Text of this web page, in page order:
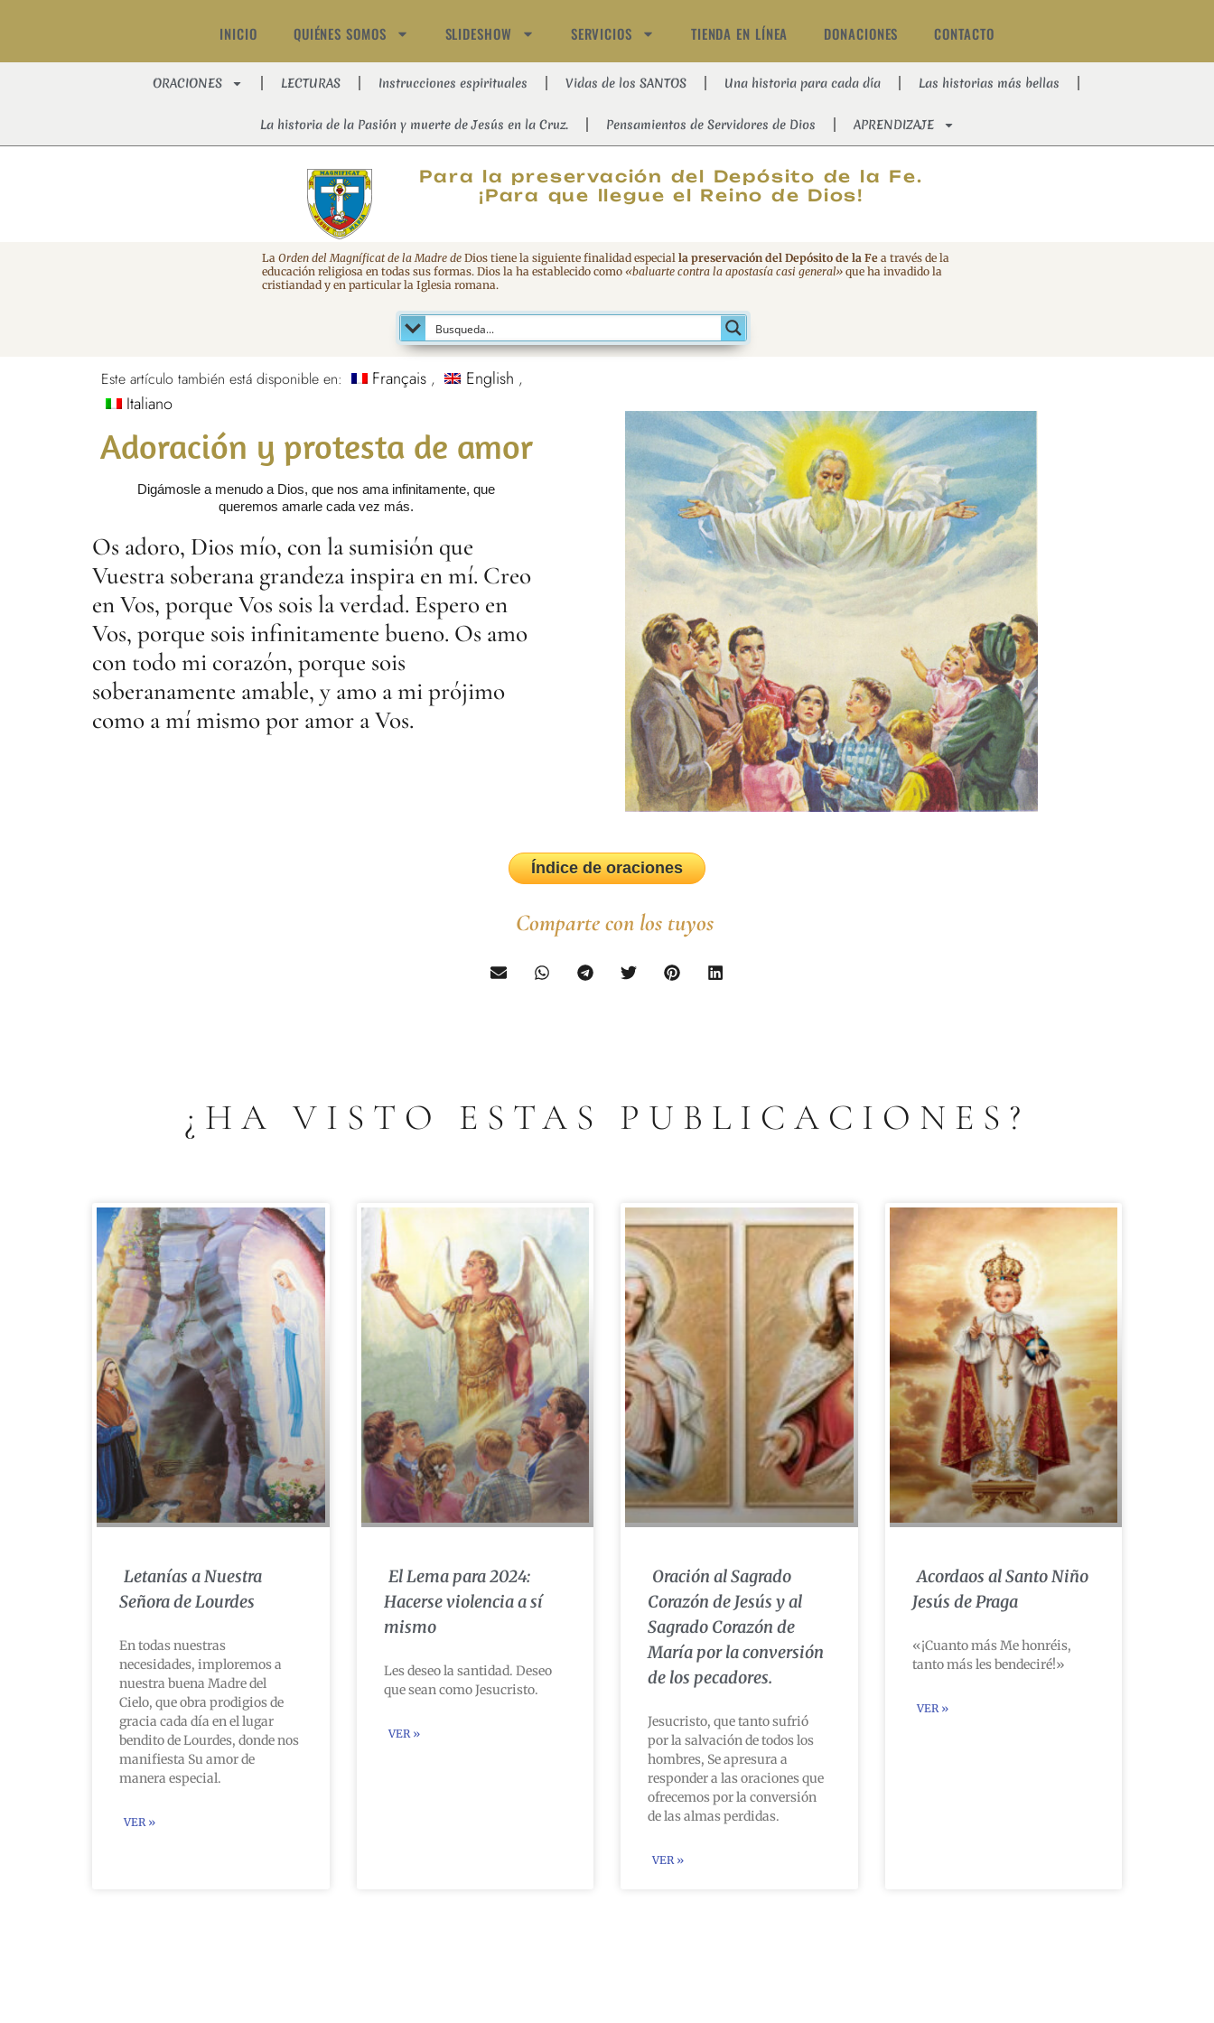
INICIO QUIÉNES SOMOS SLIDESHOW SERVICIOS TIENDA EN LÍNEA DONACIONES CONTACTO
ORACIONES LECTURAS Instrucciones espirituales Vidas de los SANTOS Una historia para cada día Las historias más bellas
La historia de la Pasión y muerte de Jesús en la Cruz. Pensamientos de Servidores de Dios APRENDIZAJE
Para la preservación del Depósito de la Fe.
¡Para que llegue el Reino de Dios!
MAGNIFICAT
La Orden del Magníficat de la Madre de Dios tiene la siguiente finalidad especial la preservación del Depósito de la Fe a través de la
educación religiosa en todas sus formas. Dios la ha establecido como «baluarte contra la apostasía casi general» que ha invadido la
cristiandad y en particular la Iglesia romana.
Este artículo también está disponible en: Français
English
Italiano
Adoración y protesta de amor
Digámosle a menudo a Dios, que nos ama infinitamente, que
queremos amarle cada vez más.
Os adoro, Dios mío, con la sumisión que
Vuestra soberana grandeza inspira en mí. Creo
en Vos, porque Vos sois la verdad. Espero en
Vos, porque sois infinitamente bueno. Os amo
con todo mi corazón, porque sois
soberanamente amable, y amo a mi prójimo
como a mí mismo por amor a Vos.
Índice de oraciones
Comparte con los tuyos
¿HA VISTO ESTAS PUBLICACIONES?
Letanías a Nuestra
Señora de Lourdes
En todas nuestras
necesidades, imploremos a
nuestra buena Madre del
Cielo, que obra prodigios de
gracia cada día en el lugar
bendito de Lourdes, donde nos
manifiesta Su amor de
manera especial.
VER »
El Lema para 2024:
Hacerse violencia a sí
mismo
Les deseo la santidad. Deseo
que sean como Jesucristo.
VER »
Oración al Sagrado
Corazón de Jesús y al
Sagrado Corazón de
María por la conversión
de los pecadores.
Jesucristo, que tanto sufrió
por la salvación de todos los
hombres, Se apresura a
responder a las oraciones que
ofrecemos por la conversión
de las almas perdidas.
VER »
Acordaos al Santo Niño
Jesús de Praga
«¡Cuanto más Me honréis,
tanto más les bendeciré!»
VER »